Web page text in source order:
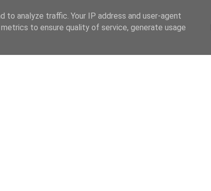
analyze traffic. Your IP address and user-agent
to ensure quality of service, generate usage